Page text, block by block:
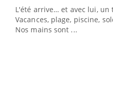
L'été arrive… et avec lui, un
Vacances, plage, piscine,
Nos mains sont ...